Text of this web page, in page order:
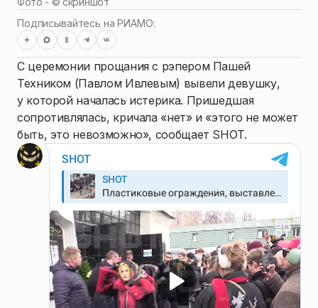
Подписывайтесь на РИАМО:
С церемонии прощания с рэпером Пашей
Техником (Павлом Ивлевым) вывели девушку,
у которой началась истерика. Пришедшая
сопротивлялась, кричала «нет» и «этого не может
быть, это невозможно», сообщает SHOT.